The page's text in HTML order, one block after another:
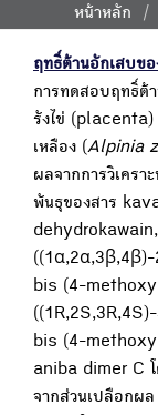
หน้าหลัก
ฤทธิ์ต้านอักเสบข
การทดสอบฤทธิ์ต้
รังไข่ (placenta)
เหลือง (Alpinia
ผลจากการวิเคร
พันธุของสาร
bis (4-
bis (4-
aniba dimer C
จากส่วนเปลือกผล